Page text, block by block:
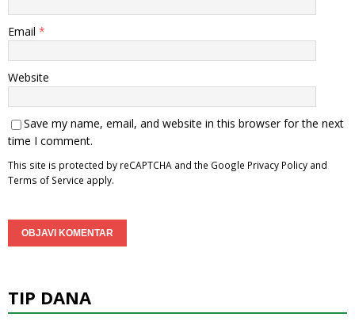
Email *
Website
Save my name, email, and website in this browser for the next
time I comment.
This site is protected by reCAPTCHA and the Google Privacy Policy and
Terms of Service apply.
TIP DANA